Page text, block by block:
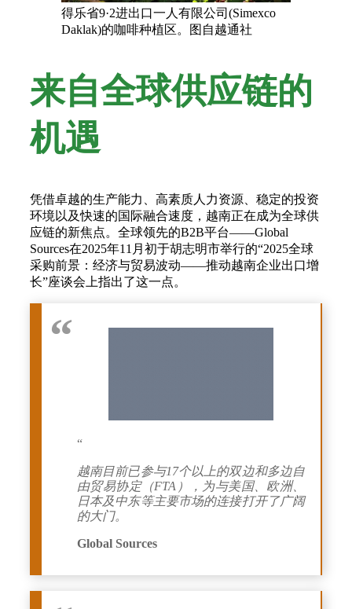
得乐省9·2进出口一人有限公司(Simexco
Daklak)的咖啡种植区。图自越通社
来自全球供应链的
机遇
凭借卓越的生产能力、高素质人力资源、稳定的投资
环境以及快速的国际融合速度，越南正在成为全球供
应链的新焦点。全球领先的B2B平台——Global
Sources在2025年11月初于胡志明市举行的“2025全球
采购前景：经济与贸易波动——推动越南企业出口增
长”座谈会上指出了这一点。
“
越南目前已参与17个以上的双边和多边自
由贸易协定（FTA），为与美国、欧洲、
日本及中东等主要市场的连接打开了广阔
的大门。
Global Sources